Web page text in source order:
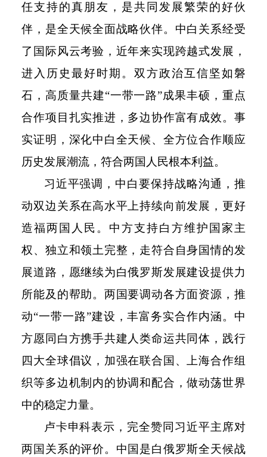
任支持的真朋友，是共同发展繁荣的好伙
伴，是全天候全面战略伙伴。中白关系经受
了国际风云考验，近年来实现跨越式发展，
进入历史最好时期。双方政治互信坚如磐
石，高质量共建“一带一路”成果丰硕，重点
合作项目扎实推进，多边协作富有成效。事
实证明，深化中白全天候、全方位合作顺应
历史发展潮流，符合两国人民根本利益。
习近平强调，中白要保持战略沟通，推
动双边关系在高水平上持续向前发展，更好
造福两国人民。中方支持白方维护国家主
权、独立和领土完整，走符合自身国情的发
展道路，愿继续为白俄罗斯发展建设提供力
所能及的帮助。两国要调动各方面资源，推
动“一带一路”建设，丰富务实合作内涵。中
方愿同白方携手共建人类命运共同体，践行
四大全球倡议，加强在联合国、上海合作组
织等多边机制内的协调和配合，做动荡世界
中的稳定力量。
卢卡申科表示，完全赞同习近平主席对
两国关系的评价。中国是白俄罗斯全天候战